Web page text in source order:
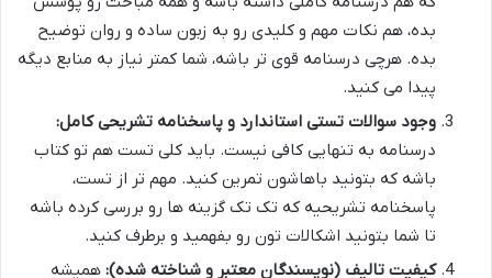
بده، هم نکات مهم و کلیدی رو به زبون ساده و روان توضیح
بده. هرچی درسنامه قوی تر باشه، شما کمتر نیاز به منابع دیگه
پیدا می کنید.
وجود سوالات تستی استاندارد و پاسخنامه تشریحی کامل:
درسنامه به تنهایی کافی نیست. باید کلی تست هم تو کتاب
باشه که بتونید باهاشون تمرین کنید. مهم تر از تست،
پاسخنامه تشریحیه که تک تک گزینه ها رو بررسی کرده باشه
تا شما بتونید اشکالات تون رو بفهمید و برطرف کنید.
کیفیت تالیف (نویسندگان معتبر و شناخته شده): همیشه